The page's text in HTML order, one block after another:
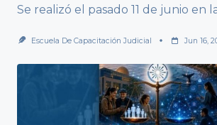
Se realizó el pasado 11 de junio en
Escuela De Capacitación Judicial Jun 16,